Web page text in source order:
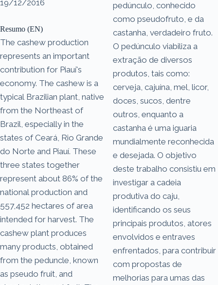
19/12/2016
Resumo (EN)
The cashew production
represents an important
contribution for Piauí's
economy. The cashew is a
typical Brazilian plant, native
from the Northeast of
Brazil, especially in the
states of Ceará, Rio Grande
do Norte and Piauí. These
three states together
represent about 86% of the
national production and
557,452 hectares of area
intended for harvest. The
cashew plant produces
many products, obtained
from the peduncle, known
as pseudo fruit, and
pedúnculo, conhecido
como pseudofruto, e da
castanha, verdadeiro fruto.
O pedúnculo viabiliza a
extração de diversos
produtos, tais como:
cerveja, cajuína, mel, licor,
doces, sucos, dentre
outros, enquanto a
castanha é uma iguaria
mundialmente reconhecida
e desejada. O objetivo
deste trabalho consistiu em
investigar a cadeia
produtiva do caju,
identificando os seus
principais produtos, atores
envolvidos e entraves
enfrentados, para contribuir
com propostas de
melhorias para umas das